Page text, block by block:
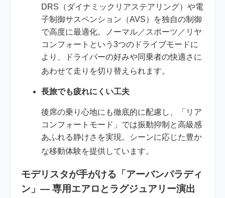
DRS（ダイナミックリアステアリング）や電
子制御サスペンション（AVS）を独自の制御
で高度に最適化。ノーマル／スポーツ／リヤ
コンフォートという3つのドライブモードに
より、ドライバーの好みや同乗者の快適さに
あわせて走りを切り替えられます。
長旅でも疲れにくい工夫
後席の乗り心地にも徹底的に配慮し、「リア
コンフォートモード」では振動抑制と高級感
あふれる静けさを実現。シーンに応じた豊か
な移動体験を提供しています。
モデリスタが手がける「アーバンパラディ
ン」— 専用エアロとラグジュアリー演出